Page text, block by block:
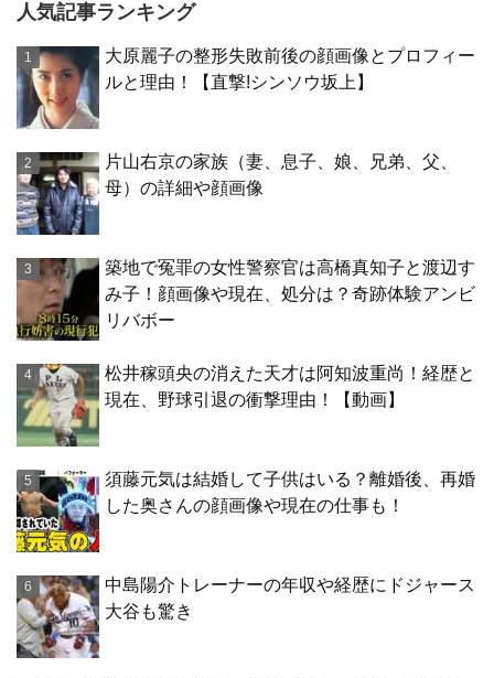
人気記事ランキング
大原麗子の整形失敗前後の顔画像とプロフィー
ルと理由！【直撃!シンソウ坂上】
片山右京の家族（妻、息子、娘、兄弟、父、
母）の詳細や顔画像
築地で冤罪の女性警察官は高橋真知子と渡辺す
み子！顔画像や現在、処分は？奇跡体験アンビ
リバボー
松井稼頭央の消えた天才は阿知波重尚！経歴と
現在、野球引退の衝撃理由！【動画】
須藤元気は結婚して子供はいる？離婚後、再婚
した奥さんの顔画像や現在の仕事も！
中島陽介トレーナーの年収や経歴にドジャース
大谷も驚き